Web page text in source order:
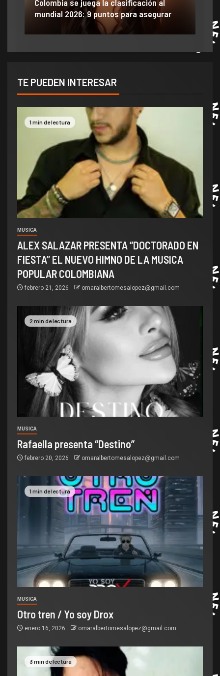
Colombia se juega la clasificación al
mundial 2026: 9 puntos para asegurar
TE PUEDEN INTERESAR
1 min de lectura
MUSICA
ALEX SALAZAR PRESENTA “DOCTORADO EN
FIESTA” EL NUEVO HIMNO DE LA MUSICA
POPULAR COLOMBIANA
febrero 21, 2026 omaralbertomesalopez@gmail.com
2 min de lectura
MUSICA
Rafaella presenta “Destino”
febrero 20, 2026 omaralbertomesalopez@gmail.com
1 min de lectura
MUSICA
Otro tren / Yo soy Drox
enero 16, 2026 omaralbertomesalopez@gmail.com
3 min de lectura